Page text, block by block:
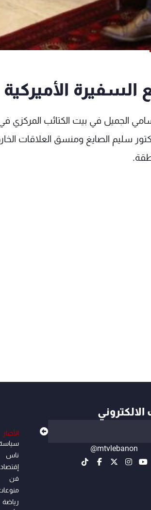
الجميل في بيت الكتائب المركزي
سليم الصايغ ومنسق العلاقات
@mtvlebanon
الأخبار
ناس
إقتصاد
فن
رياضة